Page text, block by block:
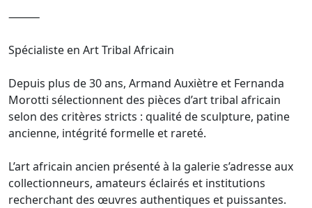
⸻
Spécialiste en Art Tribal Africain
Depuis plus de 30 ans, Armand Auxiètre et Fernanda
Morotti sélectionnent des pièces d’art tribal africain
selon des critères stricts : qualité de sculpture, patine
ancienne, intégrité formelle et rareté.
L’art africain ancien présenté à la galerie s’adresse aux
collectionneurs, amateurs éclairés et institutions
recherchant des œuvres authentiques et puissantes.